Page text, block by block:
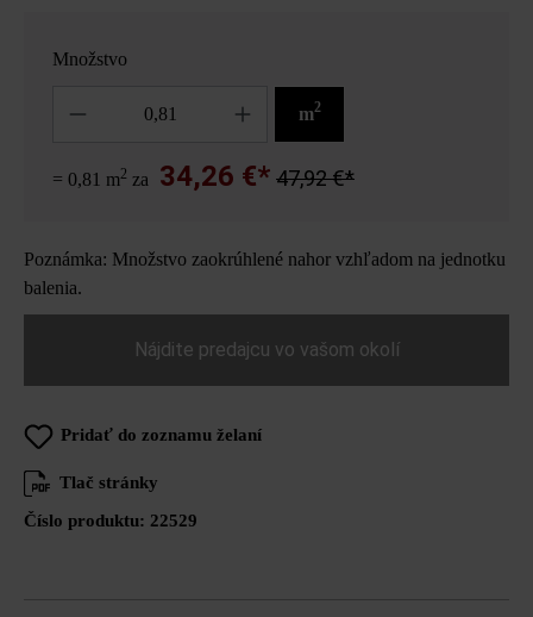
Množstvo
m2
= 0,81 m2 za 34,26 €* 47,92 €*
Poznámka: Množstvo zaokrúhlené nahor vzhľadom na jednotku
balenia.
Nájdite predajcu vo vašom okolí
Pridať do zoznamu želaní
Tlač stránky
Číslo produktu: 22529